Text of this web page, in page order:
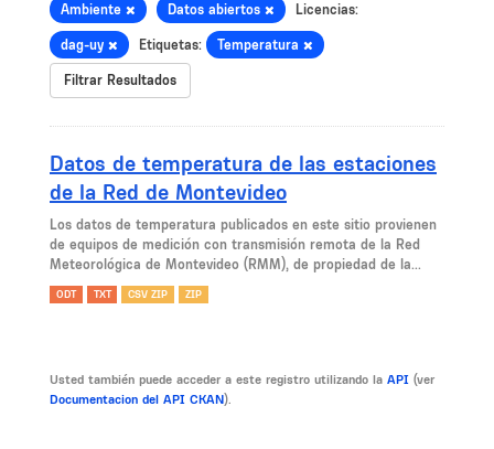
Ambiente Datos abiertos Licencias:
dag-uy Etiquetas: Temperatura
Filtrar Resultados
Datos de temperatura de las estaciones
de la Red de Montevideo
Los datos de temperatura publicados en este sitio provienen
de equipos de medición con transmisión remota de la Red
Meteorológica de Montevideo (RMM), de propiedad de la...
ODT TXT CSV ZIP ZIP
Usted también puede acceder a este registro utilizando la API (ver
Documentacion del API CKAN).